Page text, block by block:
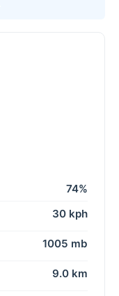
74%
30 kph
1005 mb
9.0 km